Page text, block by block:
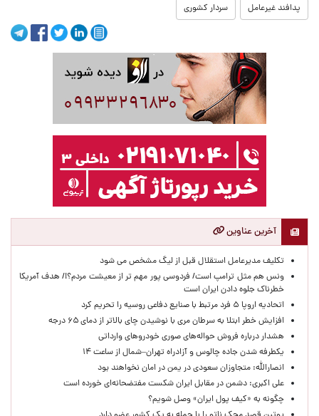
پدافند غیرعامل سردار کشوری
آخرین عناوین
تکلیف مدیرعامل استقلال قبل از لیگ مشخص می شود
ونس هم مثل ترامپ است/ فردوسی پور مهم تر از معیشت مردم؟!/ هدف آمریکا
خطرناک جلوه دادن ایران است
اتحادیه اروپا ۵ فرد مرتبط با صنایع دفاعی روسیه را تحریم کرد
افزایش خطر ابتلا به سرطان مری با نوشیدن چای بالاتر از دمای ۶۵ درجه
هشدار درباره فروش حواله‌های صوری خودروهای وارداتی
یکطرفه شدن جاده چالوس و آزادراه تهران–شمال از ساعت ۱۴
انصارالله: متجاوزان سعودی در یمن در امان نخواهند بود
علی اکبری: دشمن در مقابل ایران شکست مفتضحانه‌ای خورده است
چگونه به «کیف پول ایران» وصل شویم؟